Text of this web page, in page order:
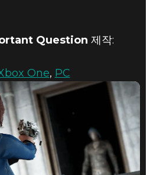
Question 제작:
One, PC